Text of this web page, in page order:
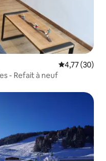
Évaluation
4,77 (30)
- Refait à neuf